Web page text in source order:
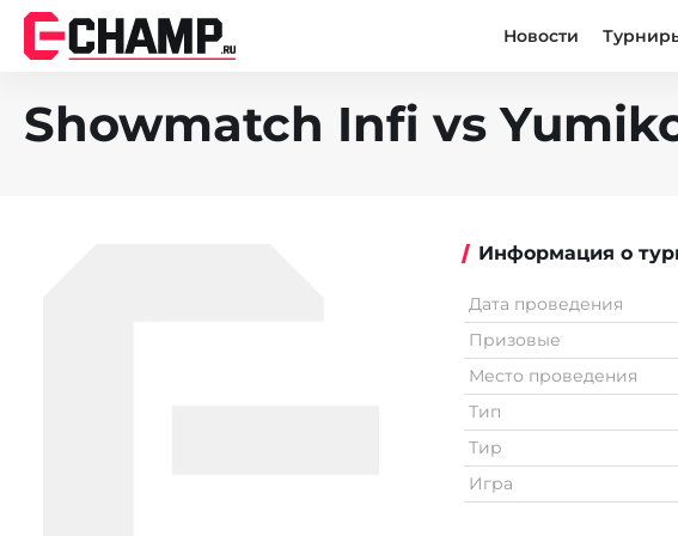
Новости
Showmatch Infi vs
Информация о
Дата проведения
Призовые
Место проведения
Тип
Тир
Игра